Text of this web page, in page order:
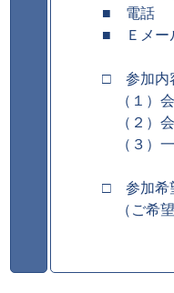
■　電話　
■　Ｅメー
□　参加
（１）会
（２）
（３）
□　参加希
（ご希望